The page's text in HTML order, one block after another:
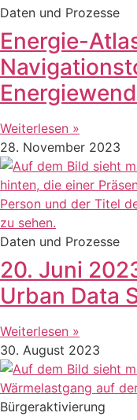
Daten und Prozesse
Energie-
Weiterlesen »
28. November 2023
Daten und Prozesse
20. Juni
Urban Data
Weiterlesen »
30. August 2023
Bürgeraktivierung